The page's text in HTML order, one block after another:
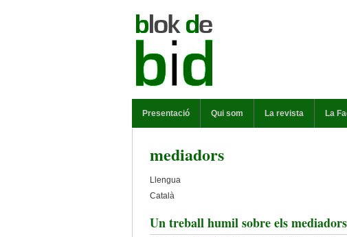
Presentació Qui som La revista La
mediadors
Llengua
Català
Un treball humil sobre els